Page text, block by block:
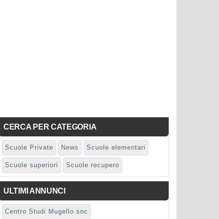
CERCA PER CATEGORIA
Scuole Private News Scuole elementari
Scuole superiori Scuole recupero
ULTIMI ANNUNCI
Centro Studi Mugello snc